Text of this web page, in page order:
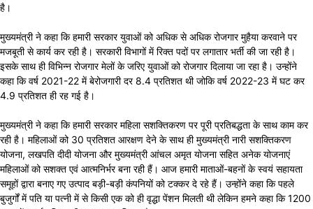
है।
मुख्यमंत्री ने कहा कि हमारी सरकार युवाओं को अधिक से अधिक रोजगार मुहैया करवाने पर
मजबूती से कार्य कर रही है। सरकारी विभागों में रिक्त पदों पर लगातार भर्ती की जा रही है।
इसके साथ ही विभिन्न रोजगार मेलों के जरिए युवाओं को रोजगार दिलाया जा रहा है। उन्होंने
कहा कि वर्ष 2021-22 में बेरोजगारी दर 8.4 प्रतिशत थी जोकि वर्ष 2022-23 में घट कर
4.9 प्रतिशत ही रह गई है।
मुख्यमंत्री ने कहा कि हमारी सरकार महिला सशक्तिकरण पर पूरी प्रतिबद्धता के साथ काम कर
रही है। महिलाओं को 30 प्रतिशत आरक्षण देने के साथ ही मुख्यमंत्री नारी सशक्तिकरण
योजना, लखपति दीदी योजना और मुख्यमंत्री आंचल अमृत योजना सहित अनेक योजनाएं
महिलाओं को सशक्त एवं आत्मनिर्भर बना रही हैं। आज हमारी माताओं-बहनों के स्वयं सहायता
समूहों द्वारा बनाए गए उत्पाद बड़ी-बड़ी कंपनियों को टक्कर दे रहे हैं। उन्होंने कहा कि पहले
बुजुर्गों में पति या पत्नी में से किसी एक को ही वृद्धा पेंशन मिलती थी लेकिन हमने कहा कि 1200